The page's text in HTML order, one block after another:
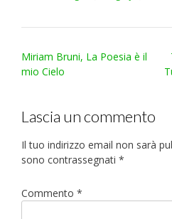
Post
navigation
Miriam Bruni, La Poesia è il
mio Cielo
Lascia un commento
Il tuo indirizzo email non sarà
sono contrassegnati *
Commento *